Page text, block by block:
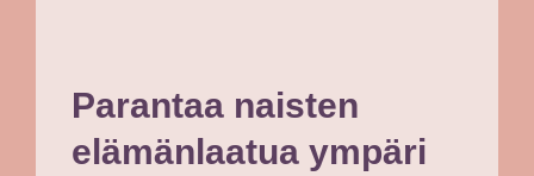
Parantaa naisten
elämänlaatua ympäri